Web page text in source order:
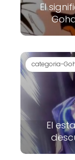
El
categoria-
El